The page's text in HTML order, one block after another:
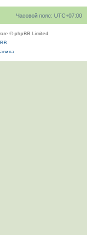
Часовой пояс: UTC+07:00
© phpBB Limited